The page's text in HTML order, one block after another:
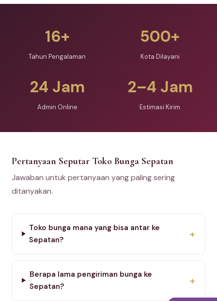
16+
Tahun Pengalaman
500+
Kota Dilayani
24 Jam
Admin Online
2–4 Jam
Estimasi Kirim
Pertanyaan Seputar Toko Bunga Sepatan
Jawaban untuk pertanyaan yang paling sering
ditanyakan.
Toko bunga mana yang bisa antar ke
Sepatan?
+
Berapa lama pengiriman bunga ke
Sepatan?
+